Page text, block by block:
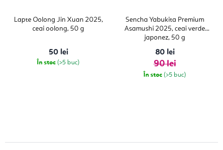
Lapte Oolong Jin Xuan 2025,
ceai oolong, 50 g
50 lei
În stoc (>5 buc)
Sencha Yabukita Premium
Asamushi 2025, ceai verde
japonez, 50 g
80 lei
90 lei
În stoc (>5 buc)